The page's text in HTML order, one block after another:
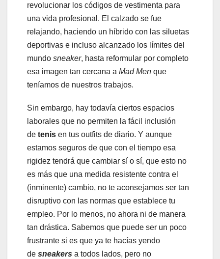
revolucionar los códigos de vestimenta para
una vida profesional. El calzado se fue
relajando, haciendo un híbrido con las siluetas
deportivas e incluso alcanzado los límites del
mundo sneaker, hasta reformular por completo
esa imagen tan cercana a Mad Men que
teníamos de nuestros trabajos.
Sin embargo, hay todavía ciertos espacios
laborales que no permiten la fácil inclusión
de tenis en tus outfits de diario. Y aunque
estamos seguros de que con el tiempo esa
rigidez tendrá que cambiar sí o sí, que esto no
es más que una medida resistente contra el
(inminente) cambio, no te aconsejamos ser tan
disruptivo con las normas que establece tu
empleo. Por lo menos, no ahora ni de manera
tan drástica. Sabemos que puede ser un poco
frustrante si es que ya te hacías yendo
de sneakers a todos lados, pero no